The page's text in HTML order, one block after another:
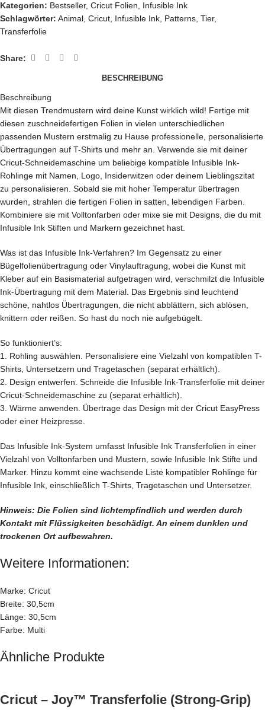
Kategorien: Bestseller, Cricut Folien
Infusible Ink
Schlagwörter: Animal Cricut Infusible Ink Patterns Tier,
Transferfolie
Share:
BESCHREIBUNG
Beschreibung
Mit diesen Trendmustern wird deine Kunst wirklich wild! Fertige mit
diesen zuschneidefertigen Folien in vielen unterschiedlichen
passenden Mustern erstmalig zu Hause professionelle, personalisierte
Übertragungen auf T-Shirts und mehr an. Verwende sie mit deiner
Cricut-Schneidemaschine um beliebige kompatible Infusible Ink-
Rohlinge mit Namen, Logo, Insiderwitzen oder deinem Lieblingszitat
zu personalisieren. Sobald sie mit hoher Temperatur übertragen
wurden, strahlen die fertigen Folien in satten, lebendigen Farben.
Kombiniere sie mit Volltonfarben oder mixe sie mit Designs, die du mit
Infusible Ink Stiften und Markern gezeichnet hast.
Was ist das Infusible Ink-Verfahren? Im Gegensatz zu einer
Bügelfolienübertragung oder Vinylauftragung, wobei die Kunst mit
Kleber auf ein Basismaterial aufgetragen wird, verschmilzt die Infusible
Ink-Übertragung mit dem Material. Das Ergebnis sind leuchtend
schöne, nahtlos Übertragungen, die nicht abblättern, sich ablösen,
knittern oder reißen. So hast du noch nie aufgebügelt.
So funktioniert’s:
1. Rohling auswählen. Personalisiere eine Vielzahl von kompatiblen T-
Shirts, Untersetzern und Tragetaschen (separat erhältlich).
2. Design entwerfen. Schneide die Infusible Ink-Transferfolie mit deiner
Cricut-Schneidemaschine zu (separat erhältlich).
3. Wärme anwenden. Übertrage das Design mit der Cricut EasyPress
oder einer Heizpresse.
Das Infusible Ink-System umfasst Infusible Ink Transferfolien in einer
Vielzahl von Volltonfarben und Mustern, sowie Infusible Ink Stifte und
Marker. Hinzu kommt eine wachsende Liste kompatibler Rohlinge für
Infusible Ink, einschließlich T-Shirts, Tragetaschen und Untersetzer.
Hinweis: Die Folien sind lichtempfindlich und werden durch
Kontakt mit Flüssigkeiten beschädigt. An einem dunklen und
trockenen Ort aufbewahren.
Weitere Informationen:
Marke: Cricut
Breite: 30,5cm
Länge: 30,5cm
Farbe: Multi
Ähnliche Produkte
Cricut – Joy™ Transferfolie (Strong-Grip)